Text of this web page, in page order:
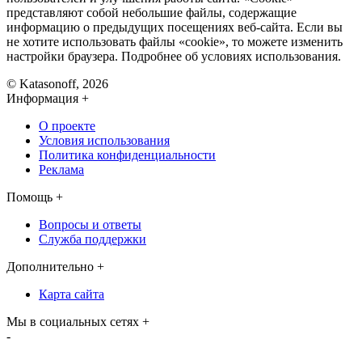
представляют собой небольшие файлы, содержащие
информацию о предыдущих посещениях веб-сайта. Если вы
не хотите использовать файлы «cookie», то можете изменить
настройки браузера. Подробнее об условиях использования.
© Katasonoff, 2026
Информация +
О проекте
Условия использования
Политика конфиденциальности
Реклама
Помощь +
Вопросы и ответы
Служба поддержки
Дополнительно +
Карта сайта
Мы в социальных сетях +
-